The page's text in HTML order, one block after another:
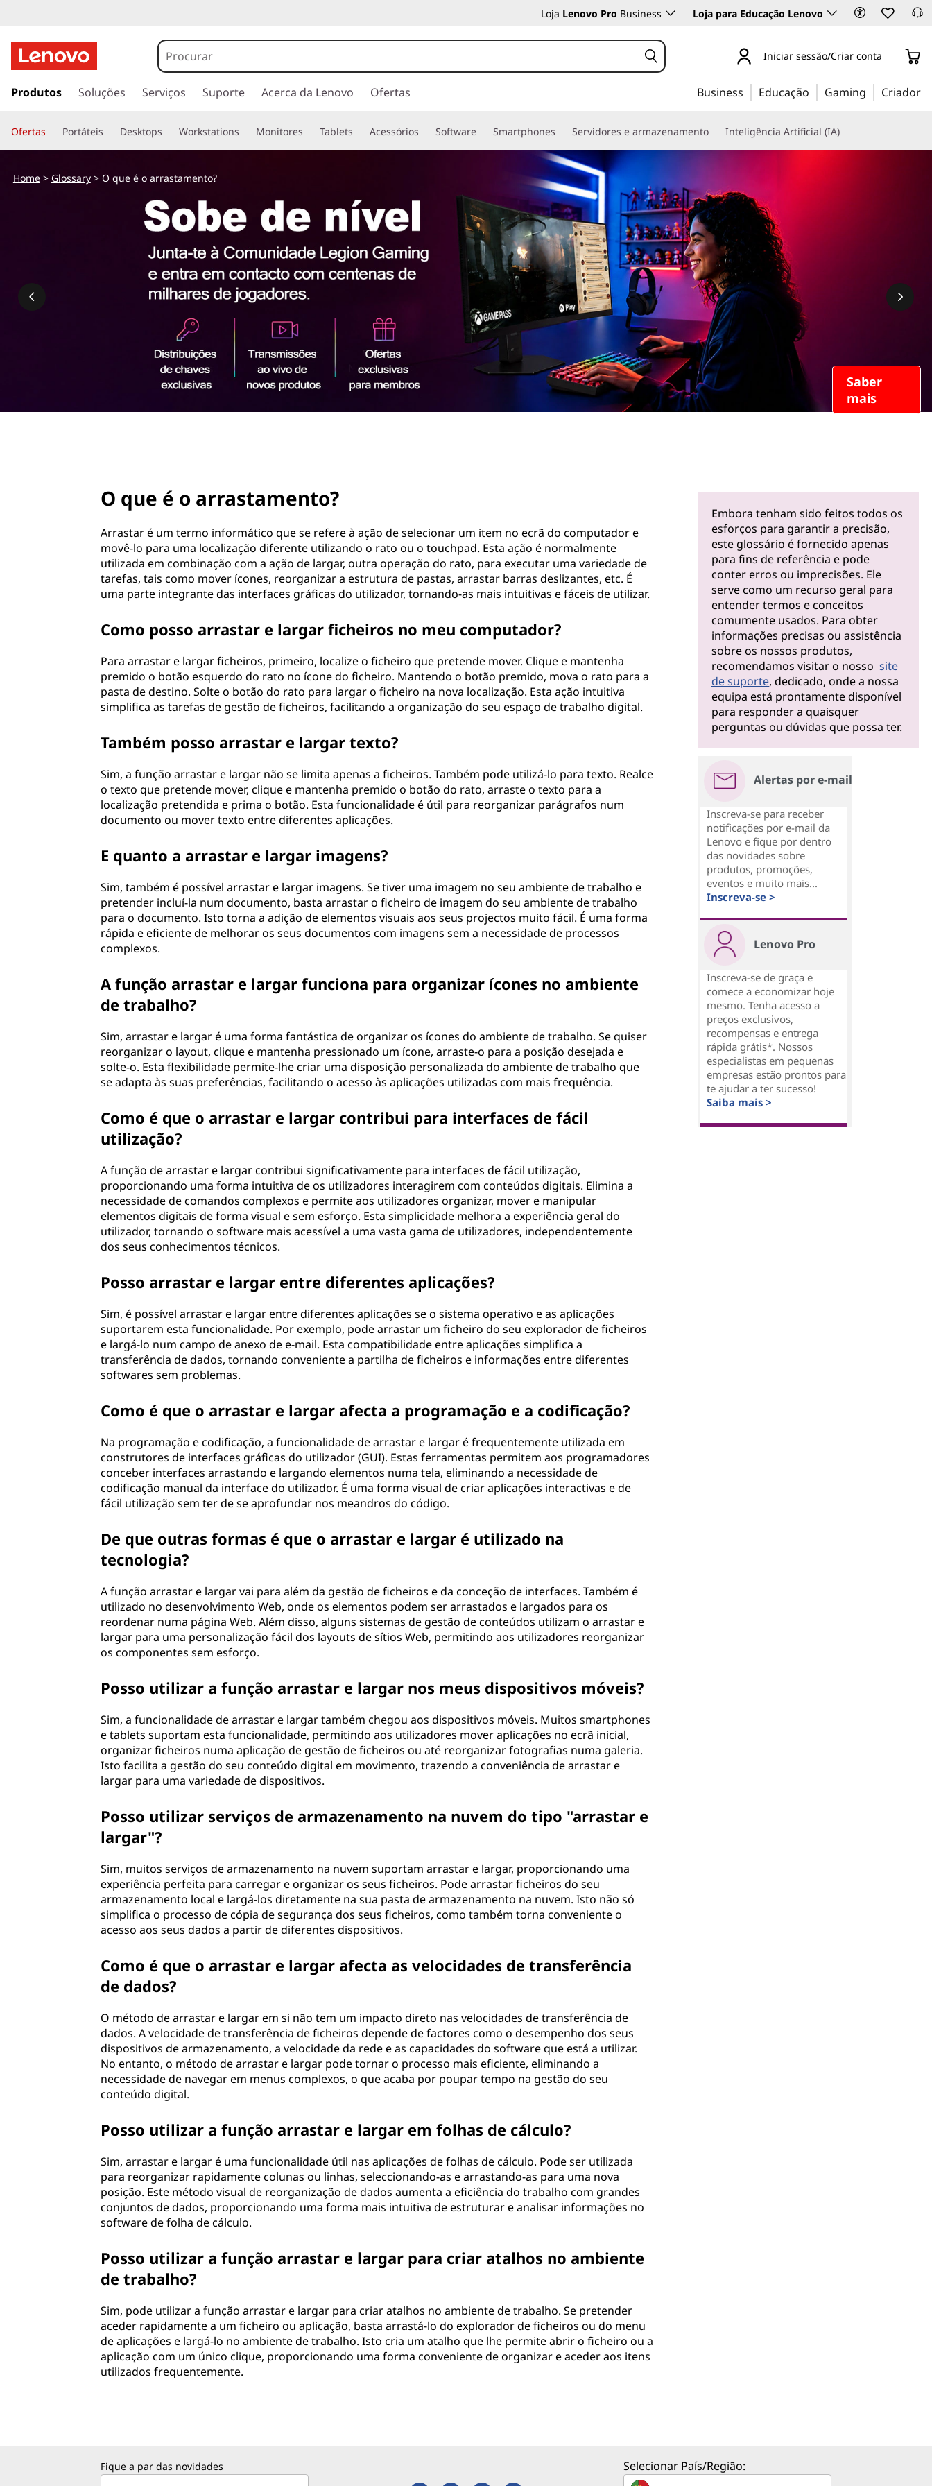
q
u
e
é
Loja Lenovo Pro Business Loja para Educação Lenovo
a
a
r
a
n
Iniciar sessão/Criar conta
Produtos Soluções Serviços Suporte Acerca da Lenovo Ofertas Business Educação Gaming Criador
Ofertas Portáteis Desktops Workstations Monitores Tablets Acessórios Software Smartphones Servidores e armazenamento Inteligência Artificial (IA)
Saber
mais
Home> Glossary> O que é o arrastamento?
O que é o arrastamento?
Arrastar é um termo informático que se refere à ação de selecionar um item no ecrã do computador e
movê-lo para uma localização diferente utilizando o rato ou o touchpad. Esta ação é normalmente
utilizada em combinação com a ação de largar, outra operação do rato, para executar uma variedade de
tarefas, tais como mover ícones, reorganizar a estrutura de pastas, arrastar barras deslizantes, etc. É
uma parte integrante das interfaces gráficas do utilizador, tornando-as mais intuitivas e fáceis de utilizar.
Como posso arrastar e largar ficheiros no meu computador?
Para arrastar e largar ficheiros, primeiro, localize o ficheiro que pretende mover. Clique e mantenha
premido o botão esquerdo do rato no ícone do ficheiro. Mantendo o botão premido, mova o rato para a
pasta de destino. Solte o botão do rato para largar o ficheiro na nova localização. Esta ação intuitiva
simplifica as tarefas de gestão de ficheiros, facilitando a organização do seu espaço de trabalho digital.
Também posso arrastar e largar texto?
Sim, a função arrastar e largar não se limita apenas a ficheiros. Também pode utilizá-lo para texto. Realce
o texto que pretende mover, clique e mantenha premido o botão do rato, arraste o texto para a
localização pretendida e prima o botão. Esta funcionalidade é útil para reorganizar parágrafos num
documento ou mover texto entre diferentes aplicações.
E quanto a arrastar e largar imagens?
Sim, também é possível arrastar e largar imagens. Se tiver uma imagem no seu ambiente de trabalho e
pretender incluí-la num documento, basta arrastar o ficheiro de imagem do seu ambiente de trabalho
para o documento. Isto torna a adição de elementos visuais aos seus projectos muito fácil. É uma forma
rápida e eficiente de melhorar os seus documentos com imagens sem a necessidade de processos
complexos.
A função arrastar e largar funciona para organizar ícones no ambiente
de trabalho?
Sim, arrastar e largar é uma forma fantástica de organizar os ícones do ambiente de trabalho. Se quiser
reorganizar o layout, clique e mantenha pressionado um ícone, arraste-o para a posição desejada e
solte-o. Esta flexibilidade permite-lhe criar uma disposição personalizada do ambiente de trabalho que
se adapta às suas preferências, facilitando o acesso às aplicações utilizadas com mais frequência.
Como é que o arrastar e largar contribui para interfaces de fácil
utilização?
A função de arrastar e largar contribui significativamente para interfaces de fácil utilização,
proporcionando uma forma intuitiva de os utilizadores interagirem com conteúdos digitais. Elimina a
necessidade de comandos complexos e permite aos utilizadores organizar, mover e manipular
elementos digitais de forma visual e sem esforço. Esta simplicidade melhora a experiência geral do
utilizador, tornando o software mais acessível a uma vasta gama de utilizadores, independentemente
dos seus conhecimentos técnicos.
Posso arrastar e largar entre diferentes aplicações?
Sim, é possível arrastar e largar entre diferentes aplicações se o sistema operativo e as aplicações
suportarem esta funcionalidade. Por exemplo, pode arrastar um ficheiro do seu explorador de ficheiros
e largá-lo num campo de anexo de e-mail. Esta compatibilidade entre aplicações simplifica a
transferência de dados, tornando conveniente a partilha de ficheiros e informações entre diferentes
softwares sem problemas.
Como é que o arrastar e largar afecta a programação e a codificação?
Na programação e codificação, a funcionalidade de arrastar e largar é frequentemente utilizada em
construtores de interfaces gráficas do utilizador (GUI). Estas ferramentas permitem aos programadores
conceber interfaces arrastando e largando elementos numa tela, eliminando a necessidade de
codificação manual da interface do utilizador. É uma forma visual de criar aplicações interactivas e de
fácil utilização sem ter de se aprofundar nos meandros do código.
De que outras formas é que o arrastar e largar é utilizado na
tecnologia?
A função arrastar e largar vai para além da gestão de ficheiros e da conceção de interfaces. Também é
utilizado no desenvolvimento Web, onde os elementos podem ser arrastados e largados para os
reordenar numa página Web. Além disso, alguns sistemas de gestão de conteúdos utilizam o arrastar e
largar para uma personalização fácil dos layouts de sítios Web, permitindo aos utilizadores reorganizar
os componentes sem esforço.
Posso utilizar a função arrastar e largar nos meus dispositivos móveis?
Sim, a funcionalidade de arrastar e largar também chegou aos dispositivos móveis. Muitos smartphones
e tablets suportam esta funcionalidade, permitindo aos utilizadores mover aplicações no ecrã inicial,
organizar ficheiros numa aplicação de gestão de ficheiros ou até reorganizar fotografias numa galeria.
Isto facilita a gestão do seu conteúdo digital em movimento, trazendo a conveniência de arrastar e
largar para uma variedade de dispositivos.
Posso utilizar serviços de armazenamento na nuvem do tipo "arrastar e
largar"?
Sim, muitos serviços de armazenamento na nuvem suportam arrastar e largar, proporcionando uma
experiência perfeita para carregar e organizar os seus ficheiros. Pode arrastar ficheiros do seu
armazenamento local e largá-los diretamente na sua pasta de armazenamento na nuvem. Isto não só
simplifica o processo de cópia de segurança dos seus ficheiros, como também torna conveniente o
acesso aos seus dados a partir de diferentes dispositivos.
Como é que o arrastar e largar afecta as velocidades de transferência
de dados?
O método de arrastar e largar em si não tem um impacto direto nas velocidades de transferência de
dados. A velocidade de transferência de ficheiros depende de factores como o desempenho dos seus
dispositivos de armazenamento, a velocidade da rede e as capacidades do software que está a utilizar.
No entanto, o método de arrastar e largar pode tornar o processo mais eficiente, eliminando a
necessidade de navegar em menus complexos, o que acaba por poupar tempo na gestão do seu
conteúdo digital.
Posso utilizar a função arrastar e largar em folhas de cálculo?
Sim, arrastar e largar é uma funcionalidade útil nas aplicações de folhas de cálculo. Pode ser utilizada
para reorganizar rapidamente colunas ou linhas, seleccionando-as e arrastando-as para uma nova
posição. Este método visual de reorganização de dados aumenta a eficiência do trabalho com grandes
conjuntos de dados, proporcionando uma forma mais intuitiva de estruturar e analisar informações no
software de folha de cálculo.
Posso utilizar a função arrastar e largar para criar atalhos no ambiente
de trabalho?
Sim, pode utilizar a função arrastar e largar para criar atalhos no ambiente de trabalho. Se pretender
aceder rapidamente a um ficheiro ou aplicação, basta arrastá-lo do explorador de ficheiros ou do menu
de aplicações e largá-lo no ambiente de trabalho. Isto cria um atalho que lhe permite abrir o ficheiro ou a
aplicação com um único clique, proporcionando uma forma conveniente de organizar e aceder aos itens
utilizados frequentemente.
Embora tenham sido feitos todos os
esforços para garantir a precisão,
este glossário é fornecido apenas
para fins de referência e pode
conter erros ou imprecisões. Ele
serve como um recurso geral para
entender termos e conceitos
comumente usados. Para obter
informações precisas ou assistência
sobre os nossos produtos,
recomendamos visitar o nosso site
de suporte, dedicado, onde a nossa
equipa está prontamente disponível
para responder a quaisquer
perguntas ou dúvidas que possa ter.
Alertas por e-mail
Inscreva-se para receber
notificações por e-mail da
Lenovo e fique por dentro
das novidades sobre
produtos, promoções,
eventos e muito mais...
Inscreva-se >
Lenovo Pro
Inscreva-se de graça e
comece a economizar hoje
mesmo. Tenha acesso a
preços exclusivos,
recompensas e entrega
rápida grátis*. Nossos
especialistas em pequenas
empresas estão prontos para
te ajudar a ter sucesso!
Saiba mais >
Fique a par das novidades Selecionar País/Região: